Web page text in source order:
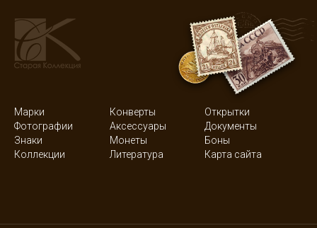
Марки Конверты
Открытки
Фотографии
Аксессуары
Документы
Знаки
Монеты
Боны
Коллекции
Литература Карта сайта